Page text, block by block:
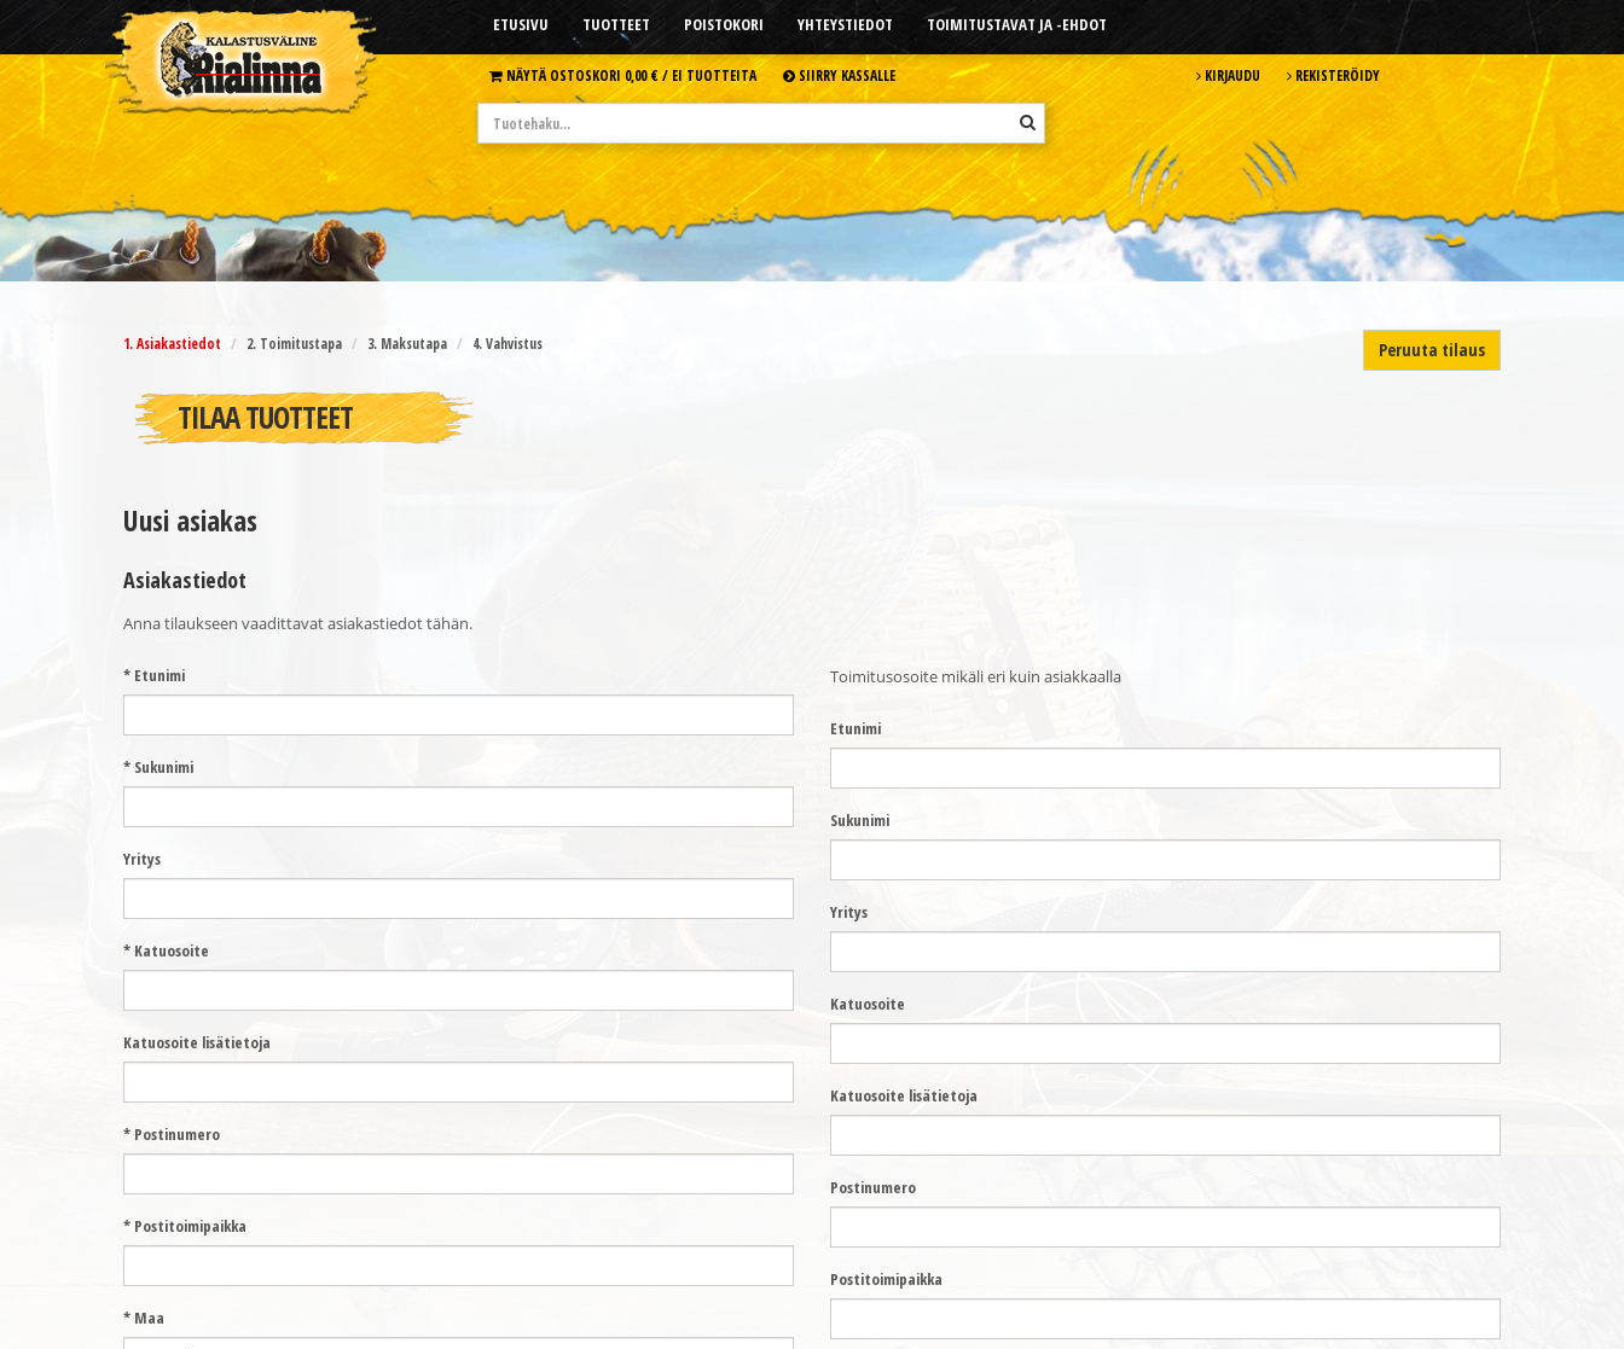
ETUSIVU TUOTTEET POISTOKORI YHTEYSTIEDOT TOIMITUSTAVAT JA -EHDOT
NÄYTÄ OSTOSKORI 0,00 € /EI TUOTTEITA SIIRRY KASSALLE KIRJAUDU REKISTERÖIDY
Peruuta tilaus
1. Asiakastiedot 2. Toimitustapa 3. Maksutapa 4. Vahvistus
TILAA TUOTTEET
Uusi asiakas
Asiakastiedot
Anna tilaukseen vaadittavat asiakastiedot tähän.
* Etunimi
* Sukunimi
Yritys
* Katuosoite
Katuosoite lisätietoja
* Postinumero
* Postitoimipaikka
* Maa
Toimitusosoite mikäli eri kuin asiakkaalla
Etunimi
Sukunimi
Yritys
Katuosoite
Katuosoite lisätietoja
Postinumero
Postitoimipaikka